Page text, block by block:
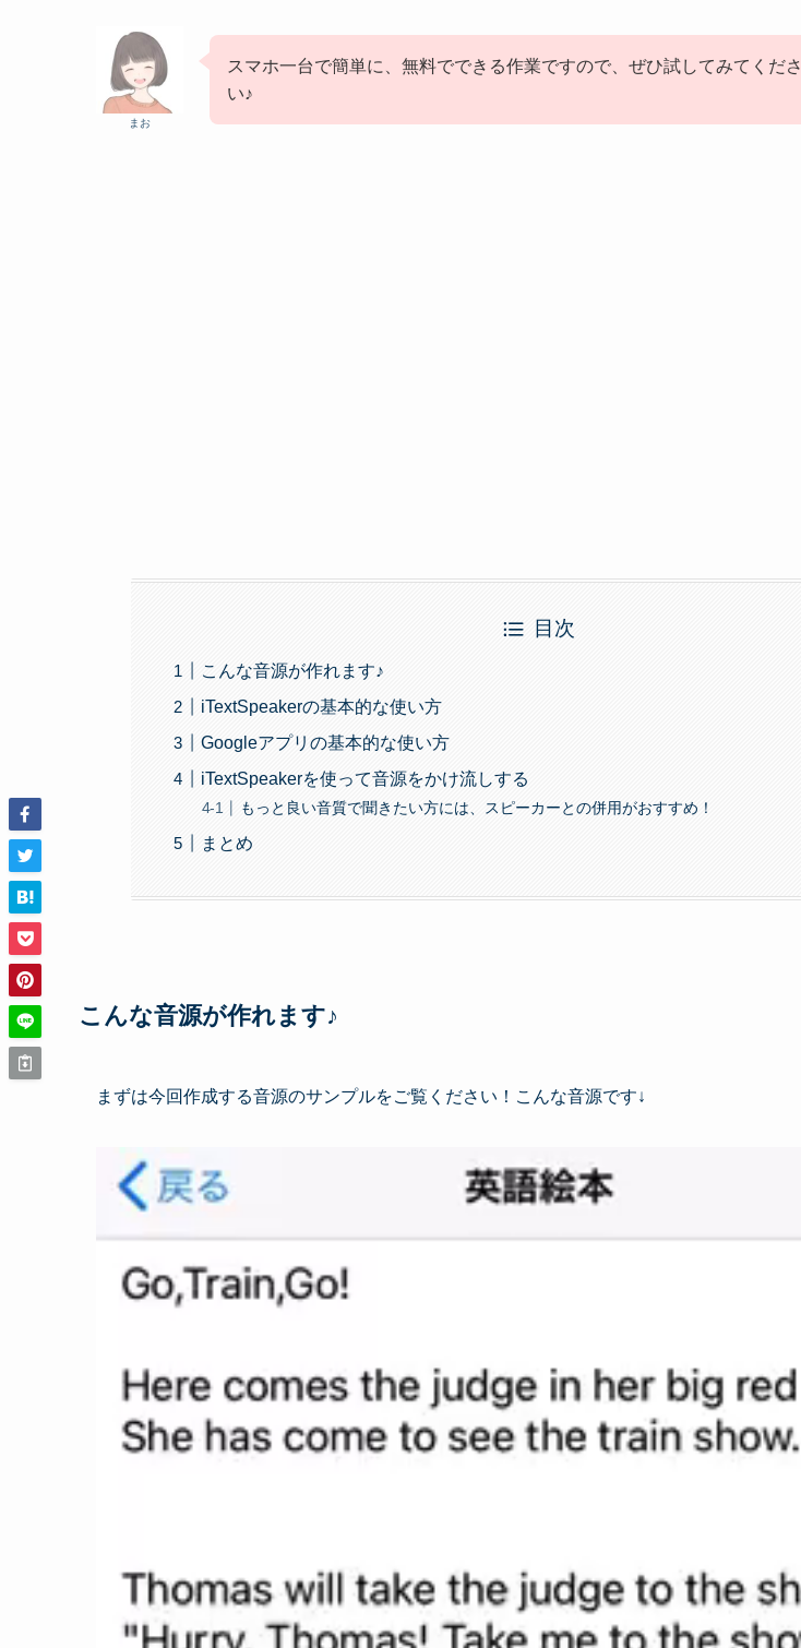
まお
スマホ一台で簡単に、無料でできる作業ですので、ぜひ試してみてくださ
い♪
目次
こんな音源が作れます♪
iTextSpeakerの基本的な使い方
Googleアプリの基本的な使い方
iTextSpeakerを使って音源をかけ流しする
もっと良い音質で聞きたい方には、スピーカーとの併用がおすすめ！
まとめ
こんな音源が作れます♪
まずは今回作成する音源のサンプルをご覧ください！こんな音源です↓